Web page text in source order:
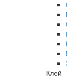
Клей